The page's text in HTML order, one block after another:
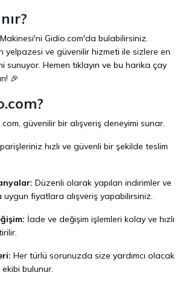
Gidio.com'da bulabilirsiniz.
yelpazesi ve güvenilir hizmeti ile sizlere en
sunuyor. Hemen tıklayın ve bu harika çay
🎉
, güvenilir bir alışveriş deneyimi sunar.
hızlı ve güvenli bir şekilde teslim
Düzenli olarak yapılan indirimler ve
fiyatlara alışveriş yapabilirsiniz.
İade ve değişim işlemleri kolay ve hızlı
Her türlü sorunuzda size yardımcı olacak
bulunur.